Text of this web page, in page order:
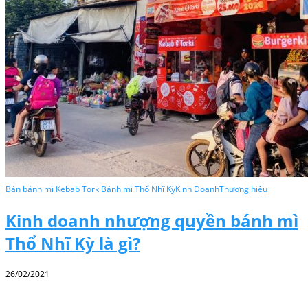
Bán bánh mì Kebab TorkiBánh mì Thổ Nhĩ KỳKinh DoanhThương hiệu
Kinh doanh nhượng quyền bánh mì
Thổ Nhĩ Kỳ là gì?
26/02/2021